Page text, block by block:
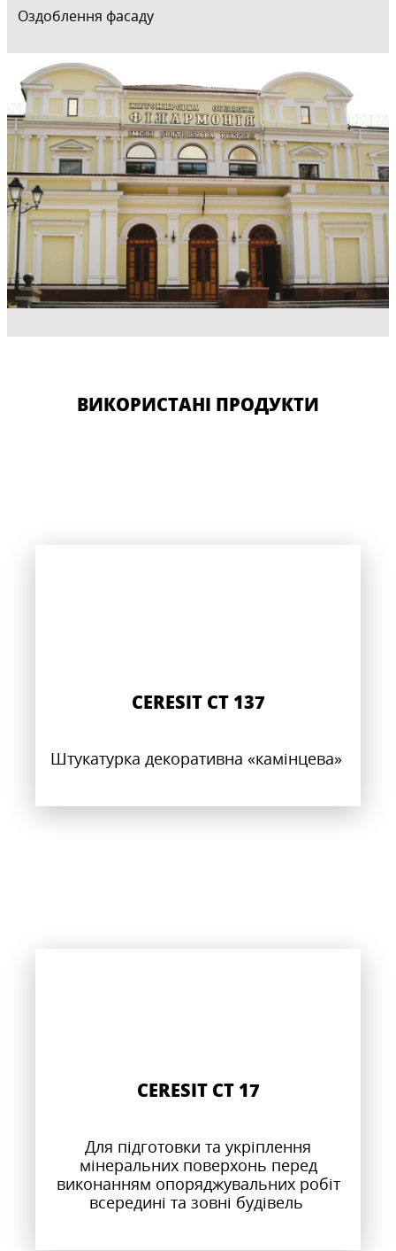
Оздоблення фасаду
ВИКОРИСТАНІ ПРОДУКТИ
CERESIT CT 137
Штукатурка декоративна «камінцева»
CERESIT CT 17
Для підготовки та укріплення
мінеральних поверхонь перед
виконанням опоряджувальних робіт
всередині та зовні будівель